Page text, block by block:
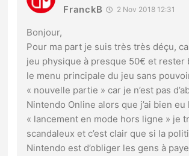
FranckB 2 Nov 2018 12:31
Bonjour,
Pour ma part je suis très très déçu,
jeu physique à presque 50€ et rester
le menu principale du jeu sans
« nouvelle partie » car je n’est pas
Nintendo Online alors que j’ai bien eu
« lancement en mode hors ligne » je
scandaleux et c’est clair que si la
Nintendo est d’obliger les gens à